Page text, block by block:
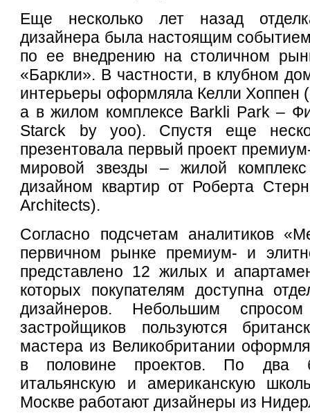
Еще несколько лет назад
дизайнера была настоящим
по ее внедрению на столичном
«Баркли». В частности, в клубном
интерьеры оформляла Келли Хоппен
а в жилом комплексе Barkli Park –
Starck by yoo). Спустя еще
презентовала первый проект
мировой звезды – жилой
дизайном квартир от Роберта
Architects).
Согласно подсчетам аналитиков
первичном рынке премиум- и
представлено 12 жилых и
которых покупателям доступна
дизайнеров. Небольшим
застройщиков пользуются
мастера из Великобритании
в половине проектов. По два
итальянскую и американскую
Москве работают дизайнеры из